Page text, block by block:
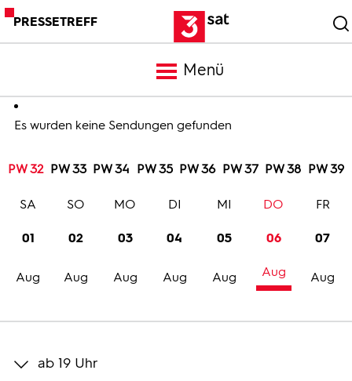
PRESSETREFF
Menü
Meldungen
Programm
Trailer
Bilder
Es wurden keine Sendungen gefunden
PW 32 PW 33 PW 34 PW 35 PW 36 PW 37 PW 38 PW 39
01
Aug
SA
02
Aug
SO
03
Aug
MO
04
Aug
DI
05
Aug
MI
06
Aug
DO
07
Aug
FR
ab 19 Uhr